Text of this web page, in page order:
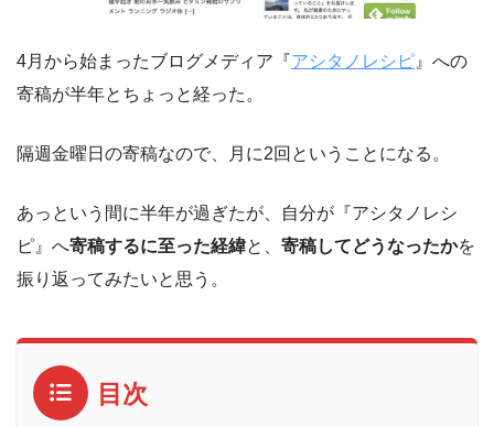
4月から始まったブログメディア『アシタノレシピ 』への
寄稿が半年とちょっと経った。
隔週金曜日の寄稿なので、月に2回ということになる。
あっという間に半年が過ぎたが、自分が『アシタノレシ
ピ』へ寄稿するに至った経緯と、 寄稿してどうなったかを
振り返ってみたいと思う。
目次